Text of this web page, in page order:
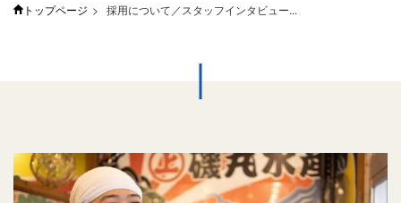
トップページ 採用について／スタッフインタビュー...